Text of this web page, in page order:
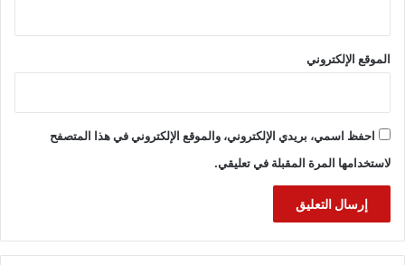
الموقع الإلكتروني
احفظ اسمي، بريدي الإلكتروني، والموقع الإلكتروني في هذا المتصفح
لاستخدامها المرة المقبلة في تعليقي.